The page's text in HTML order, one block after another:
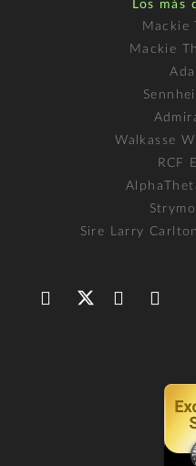
Los más
Mackie
Mackie
Walkasse
RCF
Sire Larry